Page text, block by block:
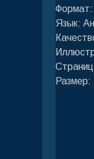
Формат:
Язык: